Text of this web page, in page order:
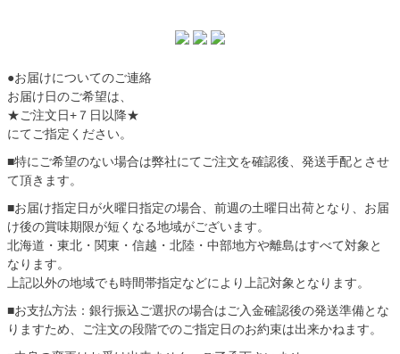
●お届けについてのご連絡
お届け日のご希望は、
★ご注文日+７日以降★
にてご指定ください。
■特にご希望のない場合は弊社にてご注文を確認後、発送手配とさせ
て頂きます。
■お届け指定日が火曜日指定の場合、前週の土曜日出荷となり、お届
け後の賞味期限が短くなる地域がございます。
北海道・東北・関東・信越・北陸・中部地方や離島はすべて対象と
なります。
上記以外の地域でも時間帯指定などにより上記対象となります。
■お支払方法：銀行振込ご選択の場合はご入金確認後の発送準備とな
りますため、ご注文の段階でのご指定日のお約束は出来かねます。